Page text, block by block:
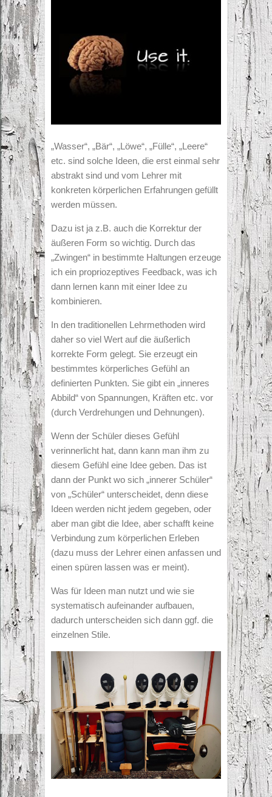
„Wasser“, „Bär“, „Löwe“, „Fülle“, „Leere“
etc. sind solche Ideen, die erst einmal sehr
abstrakt sind und vom Lehrer mit
konkreten körperlichen Erfahrungen gefüllt
werden müssen.
Dazu ist ja z.B. auch die Korrektur der
äußeren Form so wichtig. Durch das
„Zwingen“ in bestimmte Haltungen erzeuge
ich ein propriozeptives Feedback, was ich
dann lernen kann mit einer Idee zu
kombinieren.
In den traditionellen Lehrmethoden wird
daher so viel Wert auf die äußerlich
korrekte Form gelegt. Sie erzeugt ein
bestimmtes körperliches Gefühl an
definierten Punkten. Sie gibt ein „inneres
Abbild“ von Spannungen, Kräften etc. vor
(durch Verdrehungen und Dehnungen).
Wenn der Schüler dieses Gefühl
verinnerlicht hat, dann kann man ihm zu
diesem Gefühl eine Idee geben. Das ist
dann der Punkt wo sich „innerer Schüler“
von „Schüler“ unterscheidet, denn diese
Ideen werden nicht jedem gegeben, oder
aber man gibt die Idee, aber schafft keine
Verbindung zum körperlichen Erleben
(dazu muss der Lehrer einen anfassen und
einen spüren lassen was er meint).
Was für Ideen man nutzt und wie sie
systematisch aufeinander aufbauen,
dadurch unterscheiden sich dann ggf. die
einzelnen Stile.